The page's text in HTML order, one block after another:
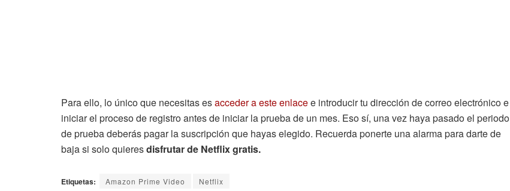
Para ello, lo único que necesitas esacceder a este enlacee introducir tu dirección de correo electrónico e
iniciar el proceso de registro antes de iniciar la prueba de un mes. Eso sí, una vez haya pasado el periodo
de prueba deberás pagar la suscripción que hayas elegido. Recuerda ponerte una alarma para darte de
baja si solo quieresdisfrutar de Netflix gratis.
Etiquetas: Amazon Prime Video Netflix